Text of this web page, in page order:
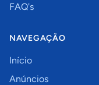
FAQ's
NAVEGAÇÃO
Início
Anúncios